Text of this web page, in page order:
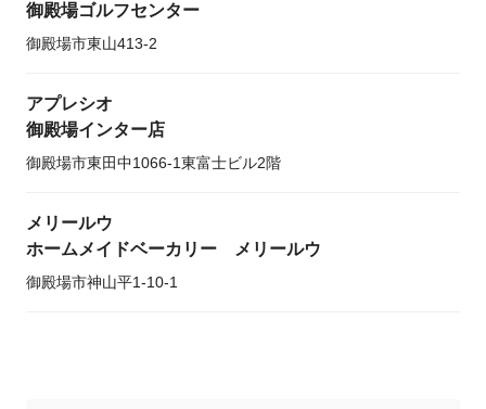
御殿場ゴルフセンター
御殿場市東山413-2
アプレシオ
御殿場インター店
御殿場市東田中1066-1東富士ビル2階
メリールウ
ホームメイドベーカリー メリールウ
御殿場市神山平1-10-1